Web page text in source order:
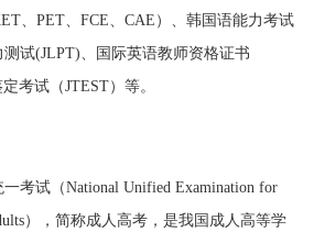
、PET、FCE、CAE）、韩国语能力考试
测试(JLPT)、国际英语教师资格证书
考试（JTEST）等。
考试（National Unified Examination for
），简称成人高考，是我国成人高等学